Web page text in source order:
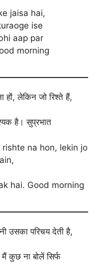
jaisa hai,
ise
aap par
morning
हों, लेकिन जो रिश्ते हैं,
है। सुप्रभात
na hon, lekin jo
hai. Good morning
उसका परिचय देती है,
कुछ ना बोलें सिर्फ